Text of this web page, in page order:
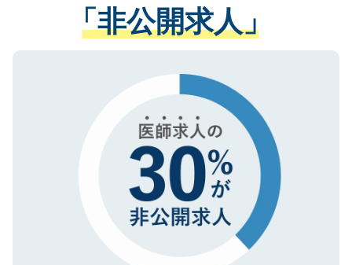
管理基準を満たした事業者のみに付与され
る、プライバシーマークを取得済みです。
で、機密保持に関してもご安心ください。
させていただきます。すぐにご転職をされ
ない方には、長期的なサポートが可能です
ので、まずはご登録ください。
「非公開求人」